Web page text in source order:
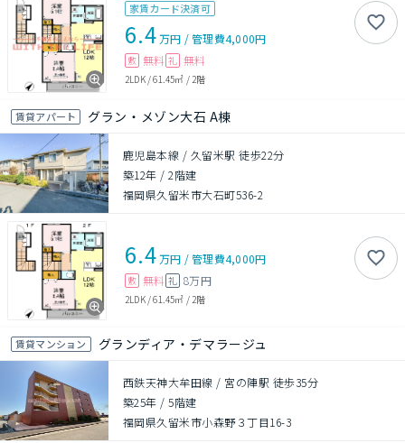
家賃カード決済可
6.4万円 /管理費4,000円
敷 無料 礼 無料
2LDK/61.45㎡ /2階
賃貸アパート グラン・メゾン大石 A棟
鹿児島本線 / 久留米駅 徒歩22分
築12年 /2階建
福岡県久留米市大石町536-2
6.4万円 /管理費4,000円
敷 無料 礼 8万円
2LDK/61.45㎡ / 2階
賃貸マンション グランディア・デマラージュ
西鉄天神大牟田線 / 宮の陣駅 徒歩35分
築25年 /5階建
福岡県久留米市小森野３丁目16-3